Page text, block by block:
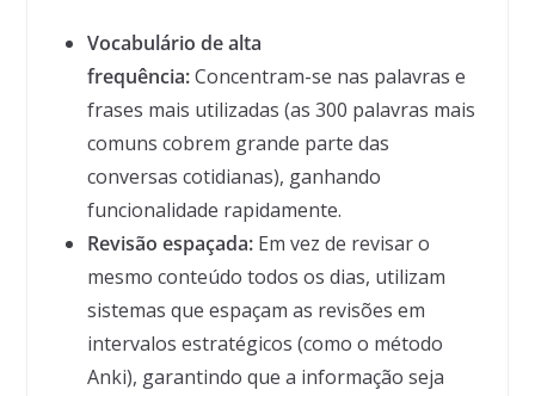
Vocabulário de alta
frequência:Concentram-se nas palavras e
frases mais utilizadas (as 300 palavras mais
comuns cobrem grande parte das
conversas cotidianas), ganhando
funcionalidade rapidamente.
Revisão espaçada:Em vez de revisar o
mesmo conteúdo todos os dias, utilizam
sistemas que espaçam as revisões em
intervalos estratégicos (como o método
Anki), garantindo que a informação seja